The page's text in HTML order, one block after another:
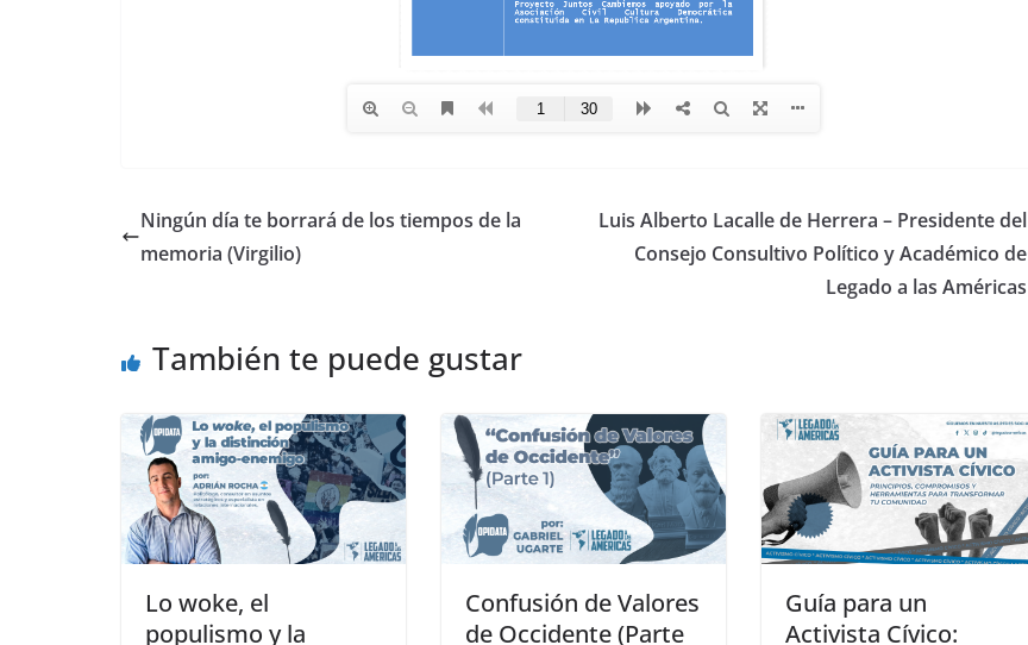
Ningún día te borrará de los tiempos de la
memoria (Virgilio)
Luis Alberto Lacalle de Herrera – Presidente del
Consejo Consultivo Político y Académico de
Legado a las Américas
También te puede gustar
Lo woke, el
populismo y la
Confusión de Valores
de Occidente (Parte
Guía para un
Activista Cívico: